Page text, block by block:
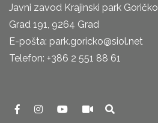
Javni zavod Krajinski park Goričko
Grad 191, 9264 Grad
E-pošta: park.goricko@siol.net
Telefon: +386 2 551 88 61